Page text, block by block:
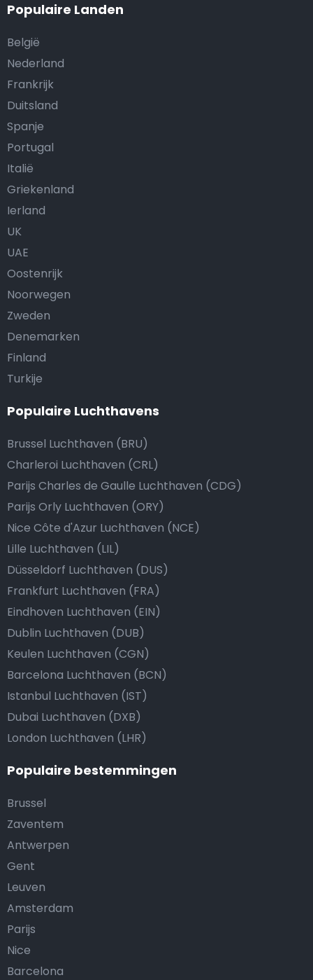
Populaire Landen
België
Nederland
Frankrijk
Duitsland
Spanje
Portugal
Italië
Griekenland
Ierland
UK
UAE
Oostenrijk
Noorwegen
Zweden
Denemarken
Finland
Turkije
Populaire Luchthavens
Brussel Luchthaven (BRU)
Charleroi Luchthaven (CRL)
Parijs Charles de Gaulle Luchthaven (CDG)
Parijs Orly Luchthaven (ORY)
Nice Côte d'Azur Luchthaven (NCE)
Lille Luchthaven (LIL)
Düsseldorf Luchthaven (DUS)
Frankfurt Luchthaven (FRA)
Eindhoven Luchthaven (EIN)
Dublin Luchthaven (DUB)
Keulen Luchthaven (CGN)
Barcelona Luchthaven (BCN)
Istanbul Luchthaven (IST)
Dubai Luchthaven (DXB)
London Luchthaven (LHR)
Populaire bestemmingen
Brussel
Zaventem
Antwerpen
Gent
Leuven
Amsterdam
Parijs
Nice
Barcelona